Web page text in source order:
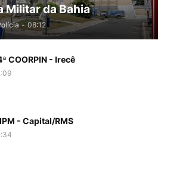
Militar da Bahia
- 08:12
COORPIN - Irecê
- Capital/RMS